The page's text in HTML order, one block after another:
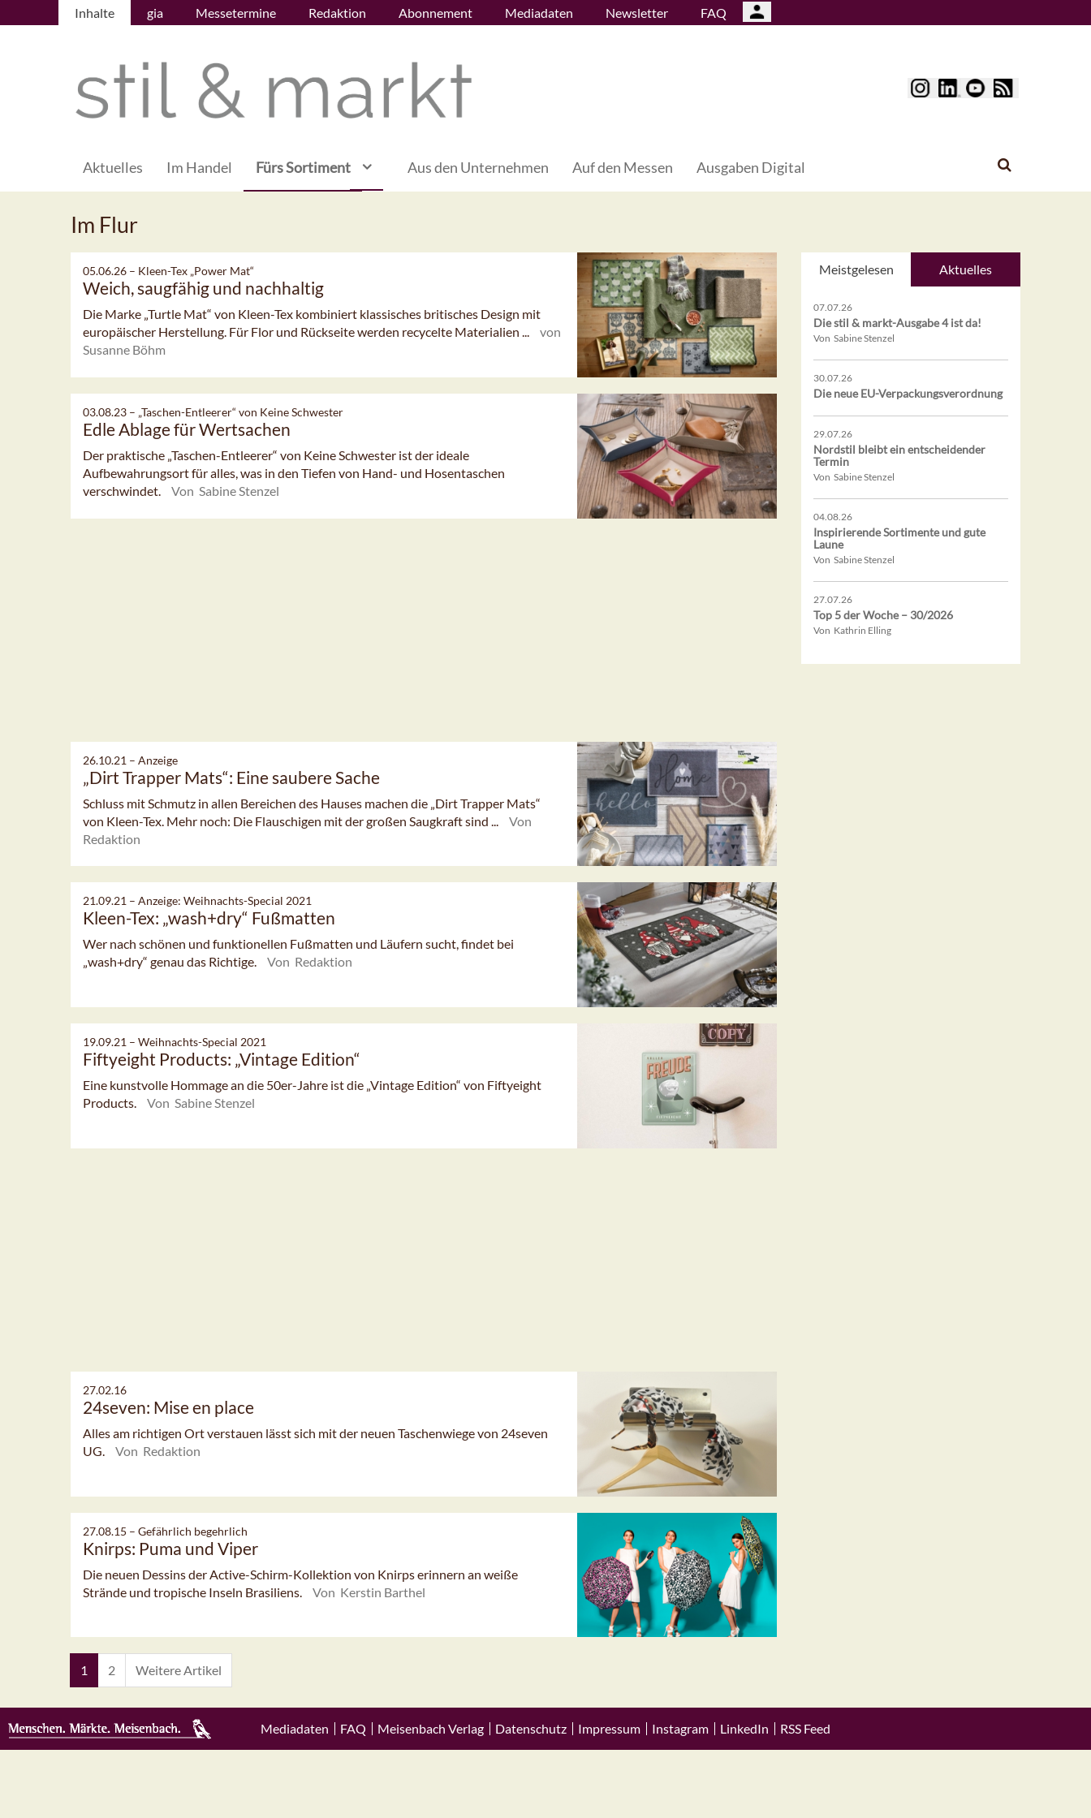
Inhalte gia Messetermine Redaktion Abonnement Mediadaten Newsletter FAQ
Aktuelles Im Handel Fürs Sortiment Aus den Unternehmen Auf den Messen Ausgaben Digital
Im Flur
05.06.26 – Kleen-Tex „Power Mat“
Weich, saugfähig und nachhaltig
Die Marke „Turtle Mat“ von Kleen-Tex kombiniert klassisches britisches Design mit
europäischer Herstellung. Für Flor und Rückseite werden recycelte Materialien ...
von
Susanne Böhm
03.08.23 – „Taschen-Entleerer“ von Keine Schwester
Edle Ablage für Wertsachen
Der praktische „Taschen-Entleerer“ von Keine Schwester ist der ideale
Aufbewahrungsort für alles, was in den Tiefen von Hand- und Hosentaschen
verschwindet.
Von Sabine Stenzel
26.10.21 – Anzeige
„Dirt Trapper Mats“: Eine saubere Sache
Schluss mit Schmutz in allen Bereichen des Hauses machen die „Dirt Trapper Mats“
von Kleen-Tex. Mehr noch: Die Flauschigen mit der großen Saugkraft sind ...
Von
Redaktion
21.09.21 – Anzeige: Weihnachts-Special 2021
Kleen-Tex: „wash+dry“ Fußmatten
Wer nach schönen und funktionellen Fußmatten und Läufern sucht, findet bei
„wash+dry“ genau das Richtige.
Von Redaktion
19.09.21 – Weihnachts-Special 2021
Fiftyeight Products: „Vintage Edition“
Eine kunstvolle Hommage an die 50er-Jahre ist die „Vintage Edition“ von Fiftyeight
Products.
Von Sabine Stenzel
27.02.16
24seven: Mise en place
Alles am richtigen Ort verstauen lässt sich mit der neuen Taschenwiege von 24seven
UG.
Von Redaktion
27.08.15 – Gefährlich begehrlich
Knirps: Puma und Viper
Die neuen Dessins der Active-Schirm-Kollektion von Knirps erinnern an weiße
Strände und tropische Inseln Brasiliens.
Von Kerstin Barthel
1 2 Weitere Artikel
Meistgelesen Aktuelles
07.07.26
Die stil & markt-Ausgabe 4 ist da!
Von Sabine Stenzel
30.07.26
Die neue EU-Verpackungsverordnung
29.07.26
Nordstil bleibt ein entscheidender
Termin
Von Sabine Stenzel
04.08.26
Inspirierende Sortimente und gute
Laune
Von Sabine Stenzel
27.07.26
Top 5 der Woche – 30/2026
Von Kathrin Elling
Mediadaten FAQ Meisenbach Verlag Datenschutz Impressum Instagram LinkedIn RSS Feed